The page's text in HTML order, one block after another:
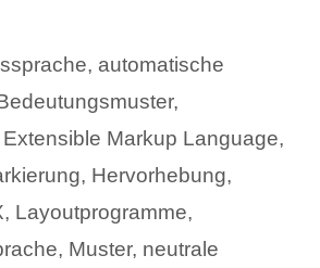
, automatische
,
Extensible Markup Language,
, Hervorhebung,
, Layoutprogramme,
, Muster, neutrale